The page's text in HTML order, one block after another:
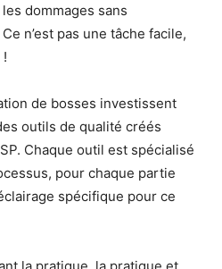
dommages sans
n’est pas une tâche facile,
de bosses investissent
outils de qualité créés
Chaque outil est spécialisé
pour chaque partie
spécifique pour ce
la pratique, la pratique et